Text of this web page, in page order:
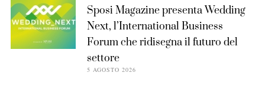
Sposi Magazine presenta Wedding
Next, l’International Business
Forum che ridisegna il futuro del
settore
5 AGOSTO 2026